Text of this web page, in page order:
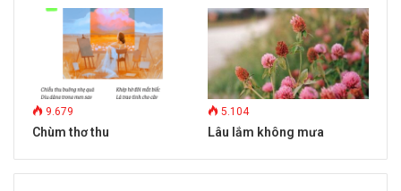
9.679
Chùm thơ thu
5.104
Lâu lắm không mưa